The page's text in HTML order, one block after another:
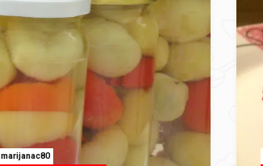
marijanac80